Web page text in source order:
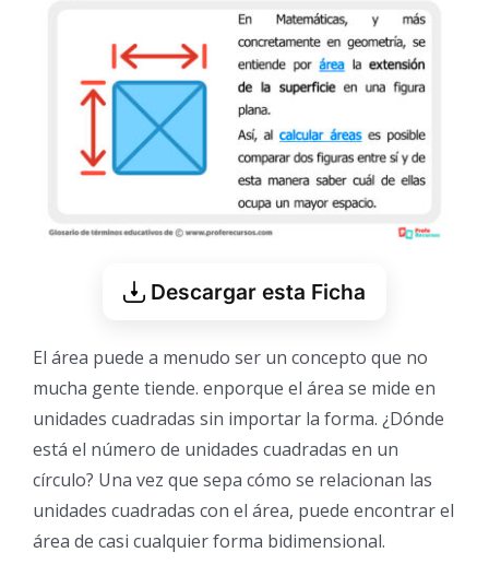
Descargar esta Ficha
El área puede a menudo ser un concepto que no
mucha gente tiende. enporque el área se mide en
unidades cuadradas sin importar la forma. ¿Dónde
está el número de unidades cuadradas en un
círculo? Una vez que sepa cómo se relacionan las
unidades cuadradas con el área, puede encontrar el
área de casi cualquier forma bidimensional.